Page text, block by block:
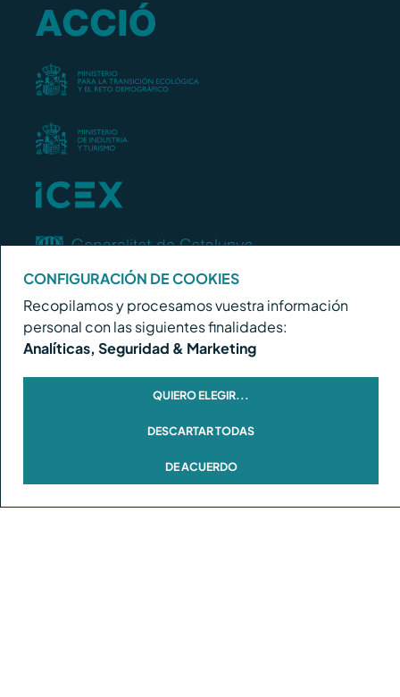
Reúne y conecta a:
CONFIGURACIÓN DE COOKIES
Recopilamos y procesamos vuestra información
personal con las siguientes finalidades:
Analíticas, Seguridad & Marketing
QUIERO ELEGIR...
DESCARTAR TODAS
DE ACUERDO